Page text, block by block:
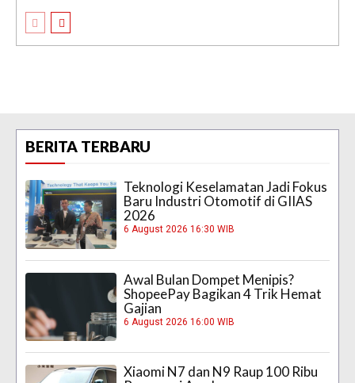
BERITA TERBARU
Teknologi Keselamatan Jadi Fokus
Baru Industri Otomotif di GIIAS
2026
6 August 2026 16:30 WIB
Awal Bulan Dompet Menipis?
ShopeePay Bagikan 4 Trik Hemat
Gajian
6 August 2026 16:00 WIB
Xiaomi N7 dan N9 Raup 100 Ribu